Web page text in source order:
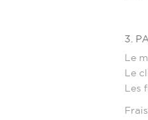
3.
Le
Le
Les